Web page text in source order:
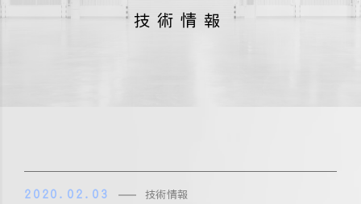
技術情報
2020.02.03 技術情報